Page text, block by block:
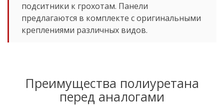
подситники к грохотам. Панели
предлагаются в комплекте с оригинальными
креплениями различных видов.
Преимущества полиуретана
перед аналогами